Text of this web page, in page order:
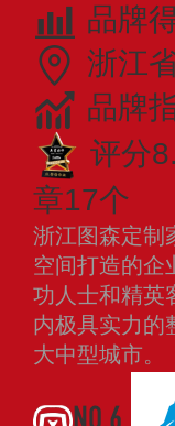
品牌
浙江
品牌
评分
章17个
浙江图森定制
空间打造的企
功人士和精英
内极具实力的
大中型城市。
NO.6